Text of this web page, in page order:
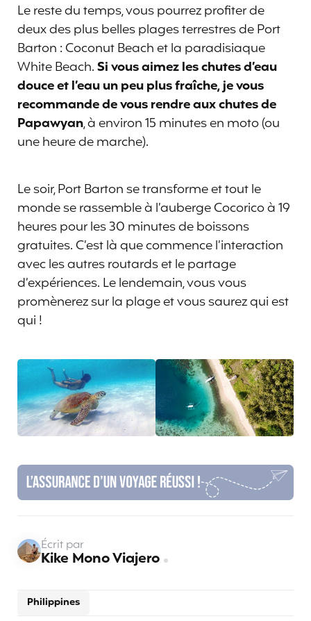
Le reste du temps, vous pourrez profiter de
deux des plus belles plages terrestres de Port
Barton : Coconut Beach et la paradisiaque
White Beach.Si vous aimez les chutes d’eau
douce et l’eau un peu plus fraîche, je vous
recommande de vous rendre aux chutes de
Papawyan, à environ 15 minutes en moto (ou
une heure de marche).
Le soir, Port Barton se transforme et tout le
monde se rassemble à l’auberge Cocorico à 19
heures pour les 30 minutes de boissons
gratuites. C’est là que commence l’interaction
avec les autres routards et le partage
d’expériences. Le lendemain, vous vous
promènerez sur la plage et vous saurez qui est
qui !
Philippines
Écrit par
Kike Mono Viajero